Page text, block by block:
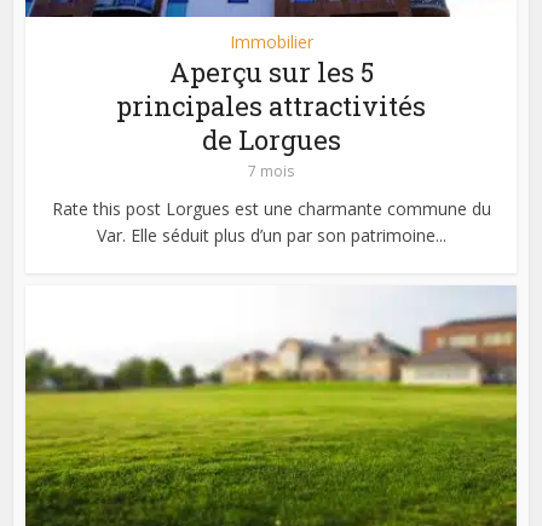
Immobilier
Aperçu sur les 5
principales attractivités
de Lorgues
7 mois
Rate this post Lorgues est une charmante commune du
Var. Elle séduit plus d’un par son patrimoine...